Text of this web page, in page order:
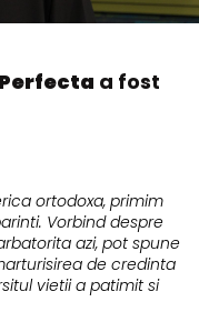
a fost
ortodoxa, primim
Vorbind despre
azi, pot spune
de credinta
vietii a patimit si